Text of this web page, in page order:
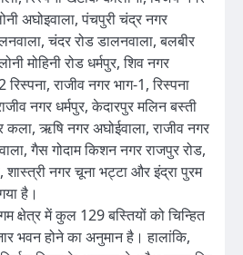
अघोइवाला, पंचपुरी चंद्र नगर
चंदर रोड डालनवाला, बलबीर
मोहिनी रोड धर्मपुर, शिव नगर
राजीव नगर भाग-1, रिस्पना
नगर धर्मपुर, केदारपुर मलिन बस्ती
ऋषि नगर अघोईवाला, राजीव नगर
गैस गोदाम किशन नगर राजपुर रोड,
शास्त्री नगर चूना भट्टा और इंद्रा पुरम
है।
क्षेत्र में कुल 129 बस्तियों को चिन्हित
भवन होने का अनुमान है। हालांकि,